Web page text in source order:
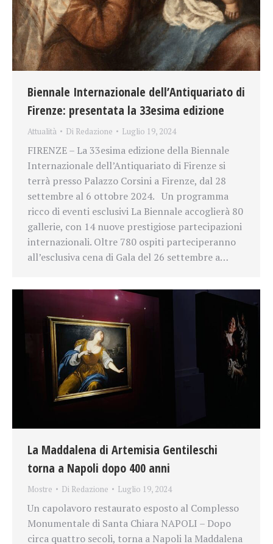
Biennale Internazionale dell’Antiquariato di
Firenze: presentata la 33esima edizione
Attualità Di Redazione Luglio 19, 2024
FIRENZE – La 33esima edizione della Biennale
Internazionale dell’Antiquariato di Firenze si
terrà presso Palazzo Corsini a Firenze, dal 28
settembre al 6 ottobre 2024. Un programma
ricco di eventi esclusivi La Biennale accoglierà 80
gallerie, con 14 nuove prestigiose partecipazioni
internazionali. Oltre 780 ospiti parteciperanno
all’esclusiva cena di Gala del 26 settembre a…
La Maddalena di Artemisia Gentileschi
torna a Napoli dopo 400 anni
Mostre Di Redazione Luglio 19, 2024
Un capolavoro restaurato esposto al Complesso
Monumentale di Santa Chiara NAPOLI – Dopo
circa quattro secoli, torna a Napoli la Maddalena